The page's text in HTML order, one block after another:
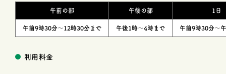
午前の部 午後の部 1日
午前9時30分〜12時30分まで 午後1時〜4時まで 午前9時30分〜
利用料金